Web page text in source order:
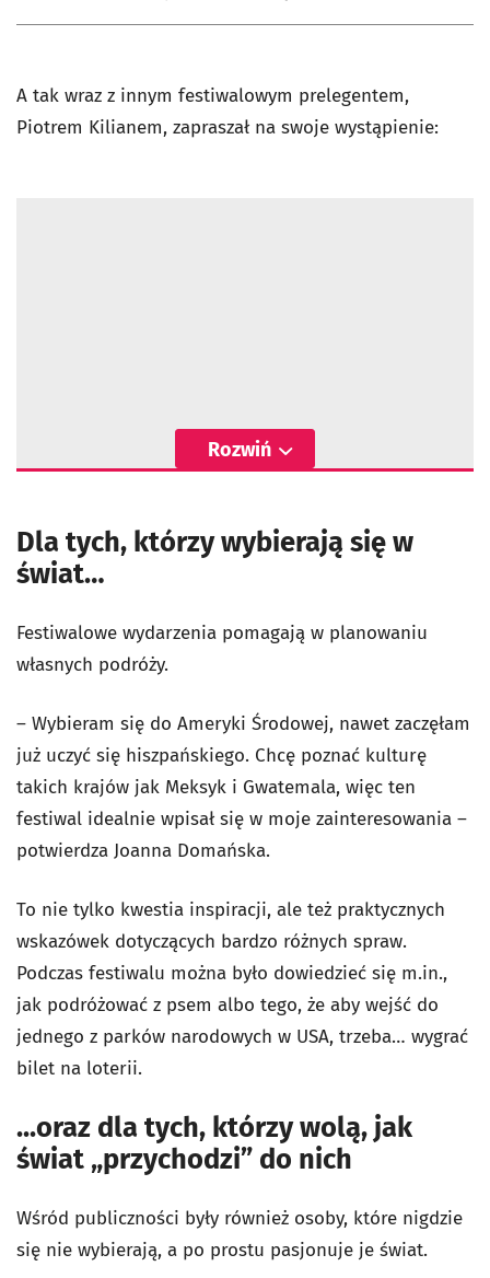
A tak wraz z innym festiwalowym prelegentem,
Piotrem Kilianem, zapraszał na swoje wystąpienie:
Rozwiń
Dla tych, którzy wybierają się w
świat…
Festiwalowe wydarzenia pomagają w planowaniu
własnych podróży.
– Wybieram się do Ameryki Środowej, nawet zaczęłam
już uczyć się hiszpańskiego. Chcę poznać kulturę
takich krajów jak Meksyk i Gwatemala, więc ten
festiwal idealnie wpisał się w moje zainteresowania –
potwierdza Joanna Domańska.
To nie tylko kwestia inspiracji, ale też praktycznych
wskazówek dotyczących bardzo różnych spraw.
Podczas festiwalu można było dowiedzieć się m.in.,
jak podróżować z psem albo tego, że aby wejść do
jednego z parków narodowych w USA, trzeba… wygrać
bilet na loterii.
...oraz dla tych, którzy wolą, jak
świat „przychodzi” do nich
Wśród publiczności były również osoby, które nigdzie
się nie wybierają, a po prostu pasjonuje je świat.